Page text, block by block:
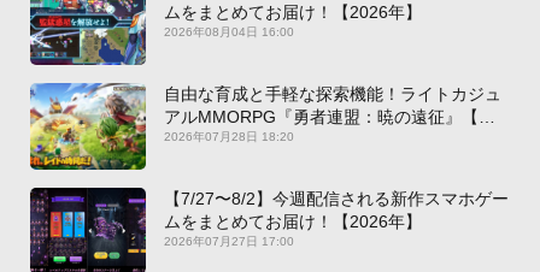
ムをまとめてお届け！【2026年】
2026年08月04日 16:00
自由な育成と手軽な探索機能！ライトカジュ
アルMMORPG『勇者連盟：暁の遠征』【最
新作PICKUP】
2026年07月28日 18:20
【7/27〜8/2】今週配信される新作スマホゲー
ムをまとめてお届け！【2026年】
2026年07月27日 17:00